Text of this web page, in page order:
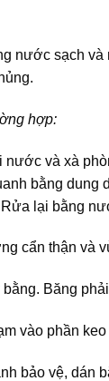
nước sạch và
hợp:
nước và xà
bằng dung
lại bằng
cẩn thận và
Băng
vào phần
bảo vệ, dán